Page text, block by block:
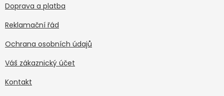
Doprava a platba
Reklamační řád
Ochrana osobních údajů
Váš zákaznický účet
Kontakt